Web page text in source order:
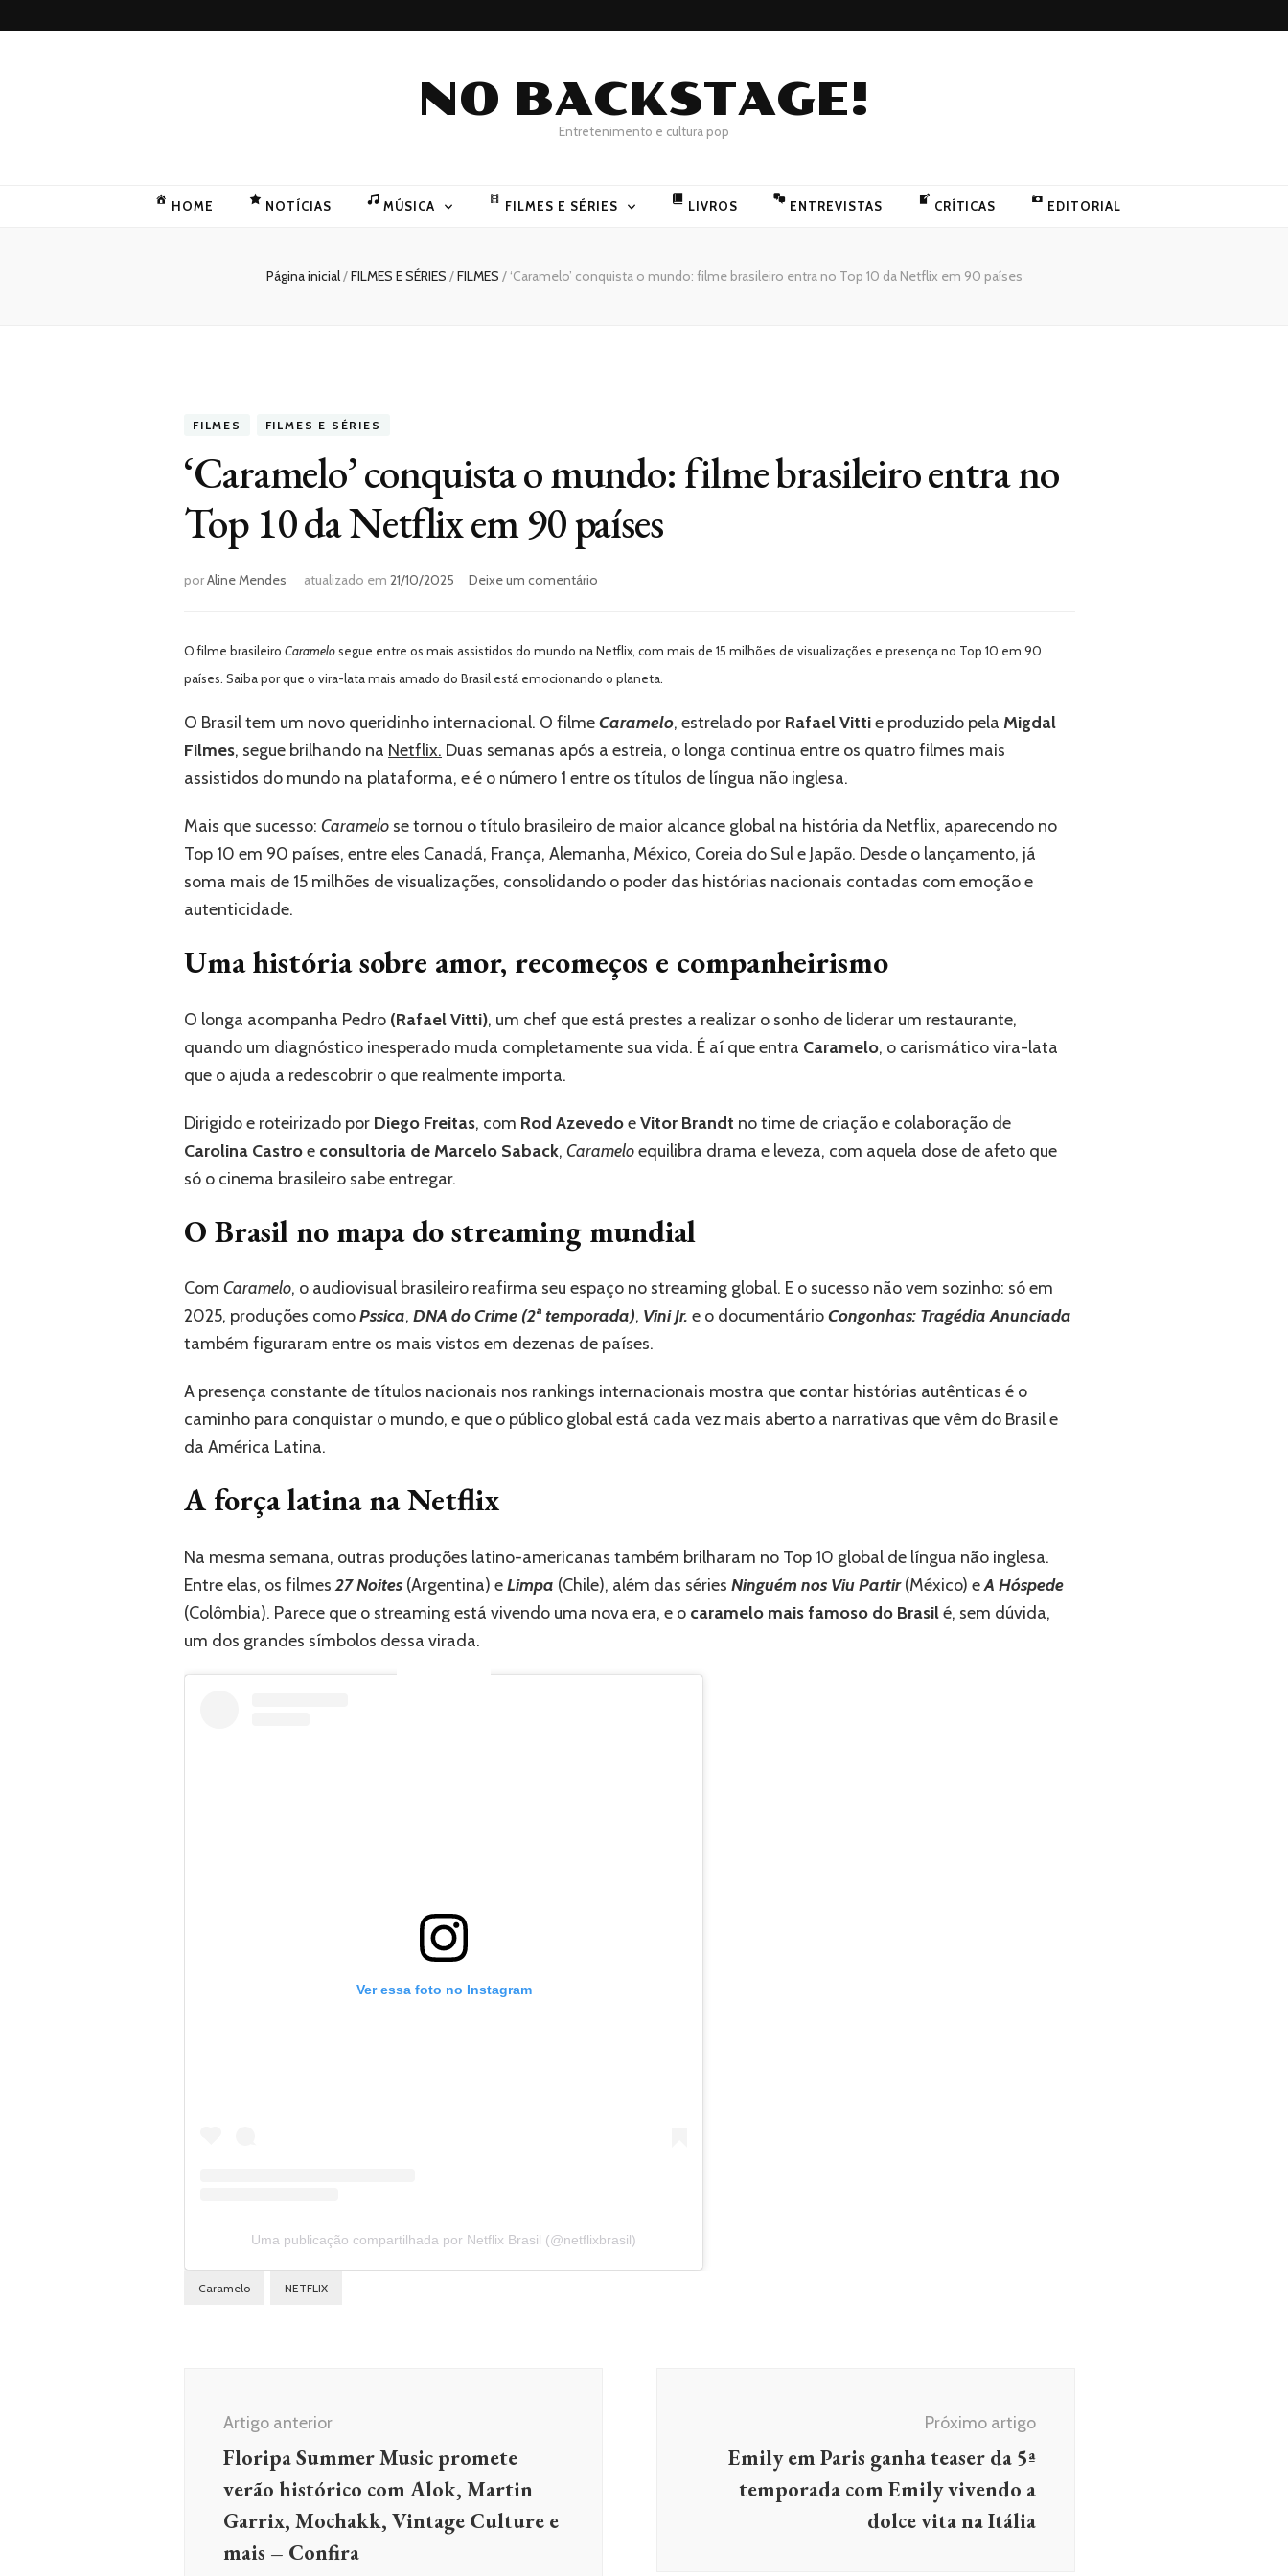
NO BACKSTAGE!
Entretenimento e cultura pop
HOME NOTÍCIAS MÚSICA FILMES E SÉRIES LIVROS ENTREVISTAS CRÍTICAS EDITORIAL
Página inicial/FILMES E SÉRIES /FILMES / ‘Caramelo’ conquista o mundo: filme brasileiro entra no Top 10 da Netflix em 90 países
FILMES FILMES E SÉRIES
‘Caramelo’ conquista o mundo: filme brasileiro entra no
Top 10 da Netflix em 90 países
porAline Mendes atualizado em 21/10/2025 Deixe um comentário
mundo:
filme
entra
Top
10
Netflix
90
países
O filme brasileiro Caramelosegue entre os mais assistidos do mundo na Netflix, com mais de 15 milhões de visualizações e presença no Top 10 em 90
países. Saiba por que o vira-lata mais amado do Brasil está emocionando o planeta.
O Brasil tem um novo queridinho internacional. O filmeCaramelo, estrelado por Rafael Vittie produzido pela Migdal
Filmes, segue brilhando na Netflix. Duas semanas após a estreia, o longa continua entre os quatro filmes mais
assistidos do mundo na plataforma, e é o número 1 entre os títulos de língua não inglesa.
Mais que sucesso: Caramelo se tornou o título brasileiro de maior alcance global na história da Netflix, aparecendo no
Top 10 em 90 países, entre eles Canadá, França, Alemanha, México, Coreia do Sul e Japão. Desde o lançamento, já
soma mais de 15 milhões de visualizações, consolidando o poder das histórias nacionais contadas com emoção e
autenticidade.
Uma história sobre amor, recomeços e companheirismo
O longa acompanha Pedro (Rafael Vitti), um chef que está prestes a realizar o sonho de liderar um restaurante,
quando um diagnóstico inesperado muda completamente sua vida. É aí que entra Caramelo, o carismático vira-lata
que o ajuda a redescobrir o que realmente importa.
Dirigido e roteirizado por Diego Freitas, com Rod AzevedoeVitor Brandt no time de criação e colaboração de
Carolina Castroe consultoria de Marcelo Saback, Carameloequilibra drama e leveza, com aquela dose de afeto que
só o cinema brasileiro sabe entregar.
O Brasil no mapa do streaming mundial
Com Caramelo, o audiovisual brasileiro reafirma seu espaço no streaming global. E o sucesso não vem sozinho: só em
2025, produções comoPssica, DNA do Crime (2ª temporada), Vini Jr. e o documentárioCongonhas: Tragédia Anunciada
também figuraram entre os mais vistos em dezenas de países.
A presença constante de títulos nacionais nos rankings internacionais mostra que contar histórias autênticas é o
caminho para conquistar o mundo, e que o público global está cada vez mais aberto a narrativas que vêm do Brasil e
da América Latina.
A força latina na Netflix
Na mesma semana, outras produções latino-americanas também brilharam no Top 10 global de língua não inglesa.
Entre elas, os filmes27 Noites (Argentina) eLimpa (Chile), além das séries Ninguém nos Viu Partir(México) eA Hóspede
(Colômbia). Parece que o streaming está vivendo uma nova era, e o caramelo mais famoso do Brasilé, sem dúvida,
um dos grandes símbolos dessa virada.
Ver essa foto no Instagram
Uma publicação compartilhada por Netflix Brasil (@netflixbrasil)
Caramelo NETFLIX
postArtigo anterior
Floripa Summer Music promete
verão histórico com Alok, Martin
Garrix, Mochakk, Vintage Culture e
mais – Confira
Próximo artigo
Emily em Paris ganha teaser da 5ª
temporada com Emily vivendo a
dolce vita na Itália